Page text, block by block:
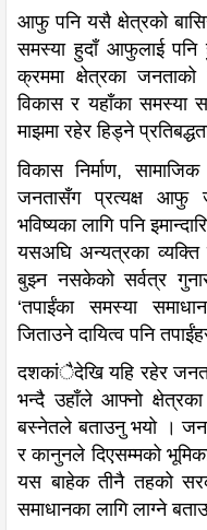
आफु पनि यसै क्षेत्रको
समस्या हुदाँ आफुलाई पनि
क्रममा क्षेत्रका
विकास र यहाँका समस्या
माझमा रहेर हिड्ने
विकास निर्माण,
जनतासँग प्रत्यक्ष आफु
भविष्यका लागि पनि
यसअघि अन्यत्रका व्यक्ति
बुझ्न नसकेको सर्वत्र
‘तपाईंका समस्या
जिताउने दायित्व पनि
दशकांैदेखि यहि रहेर
भन्दै उहाँले आफ्नो
बस्नेतले बताउनु भयो ।
र कानुनले दिएसम्मको भूमिका
यस बाहेक तीनै तहको
समाधानका लागि लाग्ने